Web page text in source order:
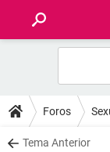
FOROS
SALUD
Foros
Tema Anterior